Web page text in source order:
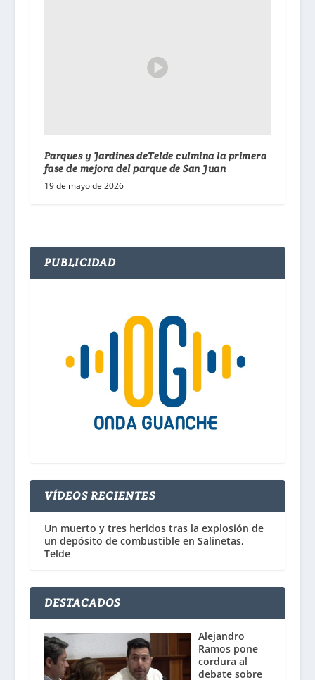
Parques y Jardines deTelde culmina la primera
fase de mejora del parque de San Juan
19 de mayo de 2026
PUBLICIDAD
VÍDEOS RECIENTES
Un muerto y tres heridos tras la explosión de
un depósito de combustible en Salinetas,
Telde
DESTACADOS
Alejandro
Ramos pone
cordura al
debate sobre